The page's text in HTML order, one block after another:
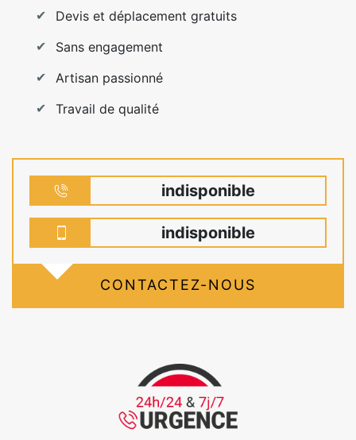
Devis et déplacement gratuits
Sans engagement
Artisan passionné
Travail de qualité
indisponible
indisponible
CONTACTEZ-NOUS